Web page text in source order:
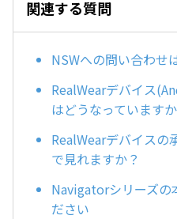
関連する質問
NSWへの問い合わせ
RealWearデバイス
はどうなっています
RealWearデバイスの
で見れますか？
Navigatorシリーズの
ださい